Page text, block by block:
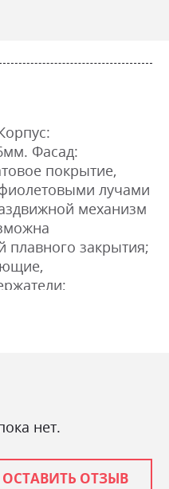
Фасад:
покрытие,
лучами
механизм
плавного закрытия;
Размеры:
крафт
нет.
ОСТАВИТЬ ОТЗЫВ